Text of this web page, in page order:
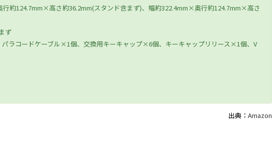
約124.7mm×高さ約36.2mm(スタンド含まず)、幅約322.4mm×奥行約124.7mm×高さ
ず
ラコードケーブル×1個、交換用キーキャップ×6個、キーキャップリリース×1個、V
出典： Amazon